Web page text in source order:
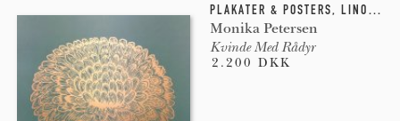
PLAKATER & POSTERS, LINOLEUMSTRYK
Monika Petersen
Kvinde Med Rådyr
2.200 DKK